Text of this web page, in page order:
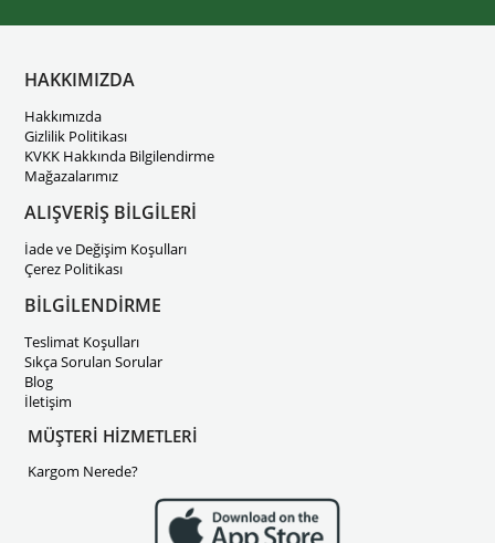
HAKKIMIZDA
Hakkımızda
Gizlilik Politikası
KVKK Hakkında Bilgilendirme
Mağazalarımız
ALIŞVERİŞ BİLGİLERİ
İade ve Değişim Koşulları
Çerez Politikası
BİLGİLENDİRME
Teslimat Koşulları
Sıkça Sorulan Sorular
Blog
İletişim
MÜŞTERİ HİZMETLERİ
Kargom Nerede?